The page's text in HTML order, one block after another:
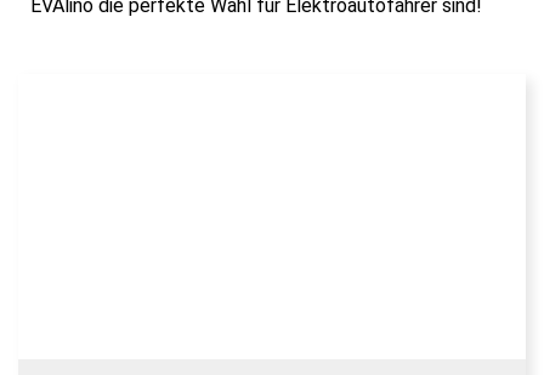
EVAlino die perfekte Wahl für Elektroautofahrer sind!